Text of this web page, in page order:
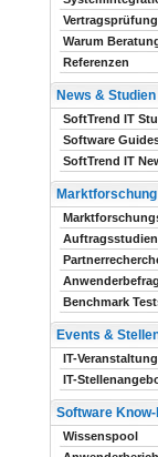
Vertragsprüfung
Warum
Referenzen
News & Studien
SoftTrend IT
Software
SoftTrend IT
Marktforschung
Auftragsstudien
Benchmark
Events &
IT-
IT-
Software Know-
Wissenspool